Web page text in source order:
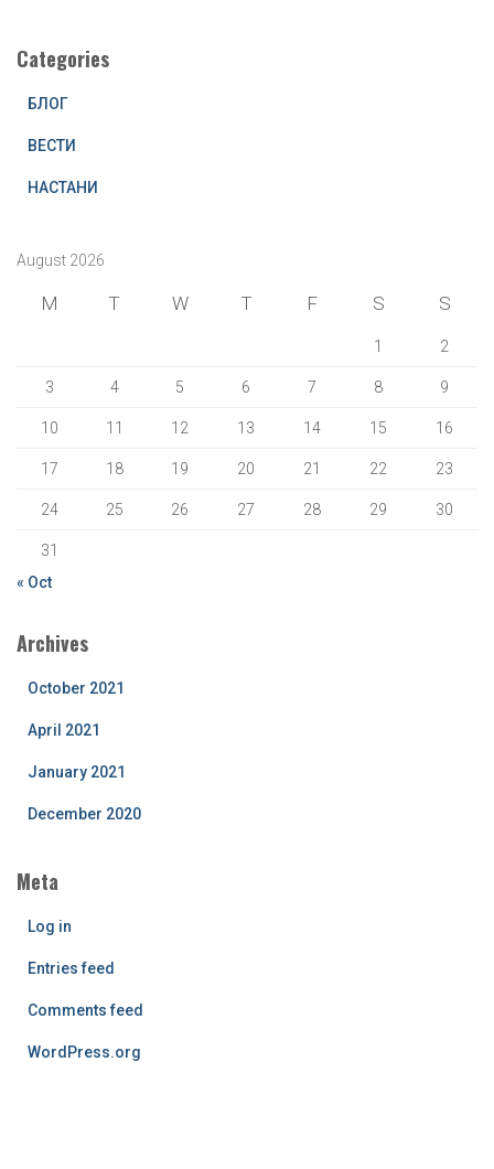
Categories
БЛОГ
ВЕСТИ
НАСТАНИ
August 2026
M T W T F S S
1 2
3 4 5 6 7 8 9
10 11 12 13 14 15 16
17 18 19 20 21 22 23
24 25 26 27 28 29 30
31
« Oct
Archives
October 2021
April 2021
January 2021
December 2020
Meta
Log in
Entries feed
Comments feed
WordPress.org